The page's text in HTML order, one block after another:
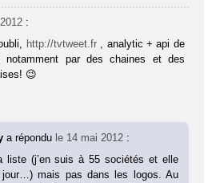
:
http://tvtweet.fr, analytic + api de
notamment par des chaines et des
😉
a répondu le 14 mai 2012 :
liste (j’en suis à 55 sociétés et elle
jour…) mais pas dans les logos. Au